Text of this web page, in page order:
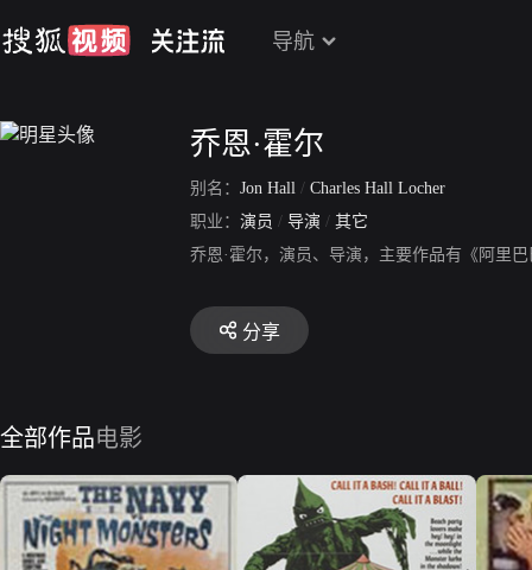
导航
乔恩·霍尔
别名： Jon Hall / Charles Hall Locher
职业： 演员 / 导演 / 其它
乔恩·霍尔，演员、导演，主要作品有《阿里
分享
全部作品电影